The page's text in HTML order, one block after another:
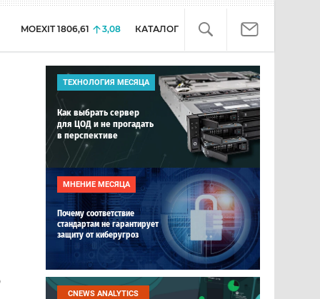
MOEXIT 1806,61 3,08 КАТАЛОГ
ТЕХНОЛОГИЯ МЕСЯЦА
Как выбрать сервер
для ЦОД и не прогадать
в перспективе
МНЕНИЕ МЕСЯЦА
Почему соответствие
стандартам не гарантирует
защиту от киберугроз
CNEWS ANALYTICS